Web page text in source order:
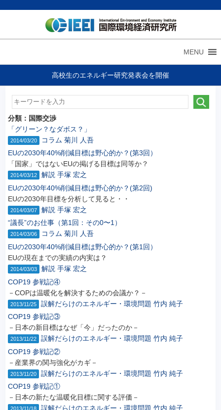
MENU
高校生のエネルギー研究発表会を開催
分類： 国際交渉
「グリーン？なダボス？」
2014/03/20 コラム 菊川 人吾
EUの2030年40%削減目標は野心的か？(第3回）
「国家」ではないEUの掲げる目標は同等か？
2014/03/12 解説 手塚 宏之
EUの2030年40%削減目標は野心的か？(第2回)
EUの2030年目標を分析して見ると・・
2014/03/07 解説 手塚 宏之
“議長”のお仕事（第1回：その0〜1）
2014/03/06 コラム 菊川 人吾
EUの2030年40%削減目標は野心的か？(第1回）
EUの現在までの実績の内実は？
2014/03/03 解説 手塚 宏之
COP19 参戦記④
－COPは温暖化を解決するための会議か？－
2013/11/25 誤解だらけのエネルギー・環境問題 竹内 純子
COP19 参戦記③
－日本の新目標はなぜ「今」だったのか－
2013/11/22 誤解だらけのエネルギー・環境問題 竹内 純子
COP19 参戦記②
－産業界の関与強化がカギ－
2013/11/20 誤解だらけのエネルギー・環境問題 竹内 純子
COP19 参戦記①
－日本の新たな温暖化目標に関する評価－
2013/11/18 誤解だらけのエネルギー・環境問題 竹内 純子